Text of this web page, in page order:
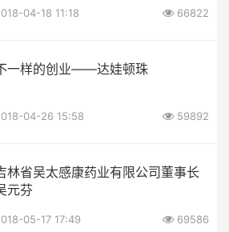
04-18 11:18 66822
一样的创业——达娃顿珠
04-26 15:58 59892
林省吴太感康药业有限公司董事长
元芬
05-17 17:49 69586